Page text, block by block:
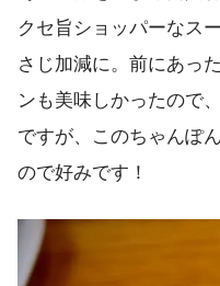
クセ旨ショッパーなス
さじ加減に。前にあっ
ンも美味しかったので
ですが、このちゃんぽ
ので好みです！